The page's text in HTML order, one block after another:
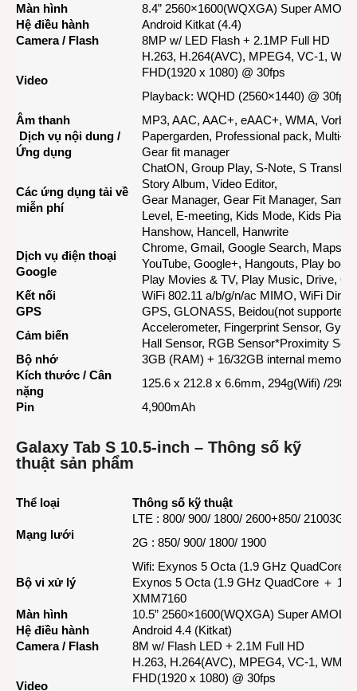
Màn hình
8.4” 2560×1600(WQXGA) Super
Hệ điều hành
Android Kitkat (4.4)
Camera / Flash
8MP w/ LED Flash + 2.1MP Full HD
Video
H.263, H.264(AVC), MPEG4, VC-1,
FHD(1920 x 1080) @ 30fps
Playback: WQHD (2560×1440) @ 30fps
Âm thanh
MP3, AAC, AAC+, eAAC+, WMA,
Dịch vụ nội dung /
Ứng dụng
Papergarden, Professional pack, Multi-
Gear fit manager
Các ứng dụng tải về
miễn phí
ChatON, Group Play, S-Note, S
Story Album, Video Editor,
Gear Manager, Gear Fit Manager,
Level, E-meeting, Kids Mode, Kids
Hanshow, Hancell, Hanwrite
Dịch vụ điện thoại
Google
Chrome, Gmail, Google Search, Maps,
YouTube, Google+, Hangouts, Play
Play Movies & TV, Play Music, Drive,
Kết nối
WiFi 802.11 a/b/g/n/ac MIMO, WiFi
GPS
GPS, GLONASS, Beidou(not supported
Cảm biến
Accelerometer, Fingerprint Sensor,
Hall Sensor, RGB Sensor*Proximity
Bộ nhớ
3GB (RAM) + 16/32GB internal
Kích thước / Cân
nặng
125.6 x 212.8 x 6.6mm, 294g(Wifi) /
Pin
4,900mAh
Galaxy Tab S 10.5-inch – Thông số kỹ
thuật sản phẩm
Thể loại Thông số kỹ thuật
Mạng lưới
LTE : 800/ 900/ 1800/ 2600+850/ 21003G :
2G : 850/ 900/ 1800/ 1900
Bộ vi xử lý
Wifi: Exynos 5 Octa (1.9 GHz QuadCore
Exynos 5 Octa (1.9 GHz QuadCore ＋
XMM7160
Màn hình
10.5” 2560×1600(WQXGA) Super
Hệ điều hành
Android 4.4 (Kitkat)
Camera / Flash
8M w/ Flash LED + 2.1M Full HD
Video
H.263, H.264(AVC), MPEG4, VC-1,
FHD(1920 x 1080) @ 30fps